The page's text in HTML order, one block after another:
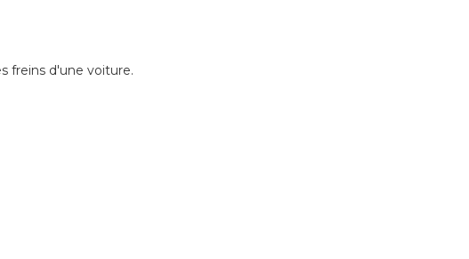
freins d'une voiture.